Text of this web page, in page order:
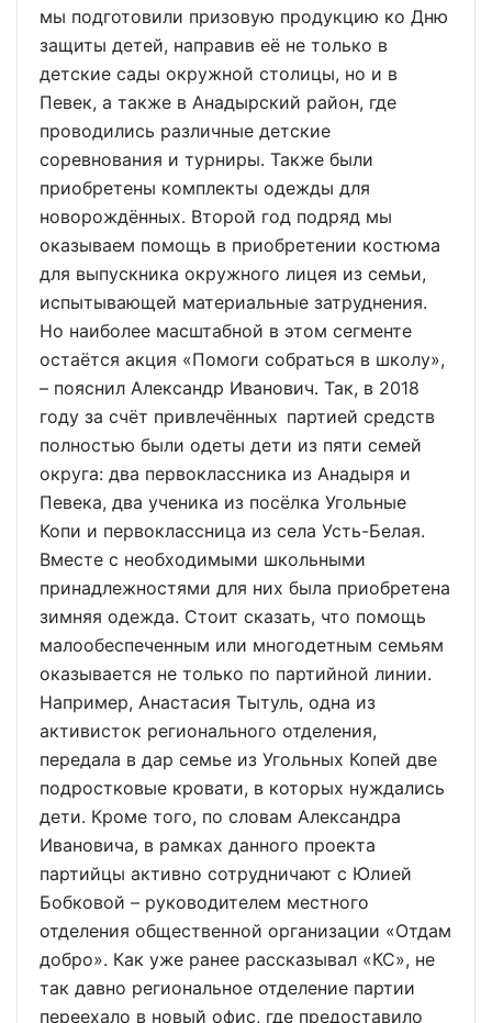
мы подготовили призовую продукцию ко Дню
защиты детей, направив её не только в
детские сады окружной столицы, но и в
Певек, а также в Анадырский район, где
проводились различные детские
соревнования и турниры. Также были
приобретены комплекты одежды для
новорождённых. Второй год подряд мы
оказываем помощь в приобретении костюма
для выпускника окружного лицея из семьи,
испытывающей материальные затруднения.
Но наиболее масштабной в этом сегменте
остаётся акция «Помоги собраться в школу»,
– пояснил Александр Иванович. Так, в 2018
году за счёт привлечённых партией средств
полностью были одеты дети из пяти семей
округа: два первоклассника из Анадыря и
Певека, два ученика из посёлка Угольные
Копи и первоклассница из села Усть-Белая.
Вместе с необходимыми школьными
принадлежностями для них была приобретена
зимняя одежда. Стоит сказать, что помощь
малообеспеченным или многодетным семьям
оказывается не только по партийной линии.
Например, Анастасия Тытуль, одна из
активисток регионального отделения,
передала в дар семье из Угольных Копей две
подростковые кровати, в которых нуждались
дети. Кроме того, по словам Александра
Ивановича, в рамках данного проекта
партийцы активно сотрудничают с Юлией
Бобковой – руководителем местного
отделения общественной организации «Отдам
добро». Как уже ранее рассказывал «КС», не
так давно региональное отделение партии
переехало в новый офис, где предоставило